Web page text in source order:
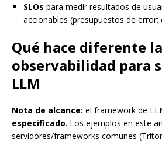
SLOs para medir resultados de
accionables (presupuestos de
Qué hace diferente la
observabilidad para
LLM
Nota de alcance: el framework de
especificado. Los ejemplos en este
servidores/frameworks comunes